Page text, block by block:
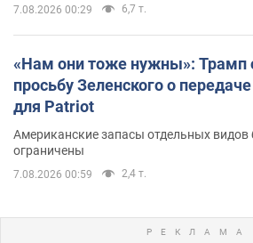
7.08.2026 00:29 6,7 т.
«Нам они тоже нужны»: Трамп
просьбу Зеленского о
для Patriot
Американские запасы отдельных видов
ограничены
7.08.2026 00:59 2,4 т.